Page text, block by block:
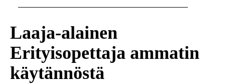
Laaja-alainen
Erityisopettaja ammatin
käytännöstä